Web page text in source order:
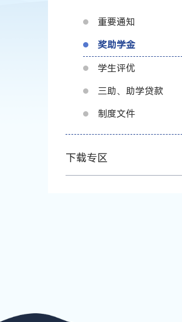
重要通知
奖助学金
学生评优
三助、助学贷款
制度文件
下载专区